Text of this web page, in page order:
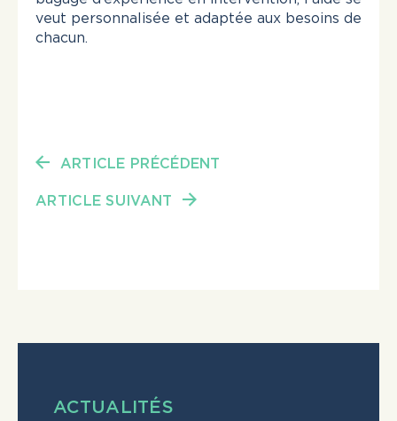
veut personnalisée et adaptée aux besoins de
chacun.
ARTICLE PRÉCÉDENT
ARTICLE SUIVANT
ACTUALITÉS